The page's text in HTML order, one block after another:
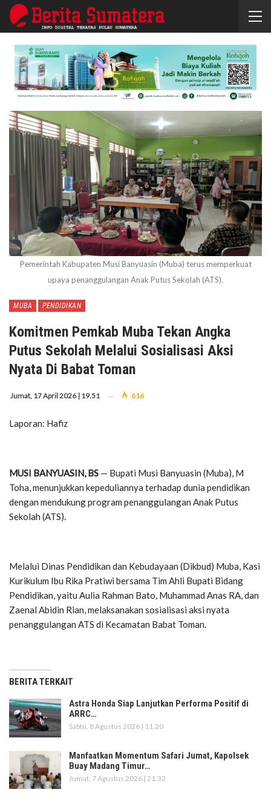
Pemerintah Kabupaten Musi Banyuasin (Muba) terus memperkuat
upaya penanggulangan Anak Putus Sekolah (ATS).
MUBA PENDIDIKAN
Komitmen Pemkab Muba Tekan Angka
Putus Sekolah Melalui Sosialisasi Aksi
Nyata Di Babat Toman
Jumat, 17 April 2026 | 19.51 616
Laporan: Hafiz
MUSI BANYUASIN, BS — Bupati Musi Banyuasin (Muba), M
Toha, menunjukkan kepeduliannya terhadap dunia pendidikan
dengan mendukung program penanggulangan Anak Putus
Sekolah (ATS).
Melalui Dinas Pendidikan dan Kebudayaan (Dikbud) Muba, Kasi
Kurikulum Ibu Rika Pratiwi bersama Tim Ahli Bupati Bidang
Pendidikan, yaitu Aulia Rahman Bato, Muhammad Anas RA, dan
Zaenal Abidin Rian, melaksanakan sosialisasi aksi nyata
penanggulangan ATS di Kecamatan Babat Toman.
BERITA TERKAIT
Astra Honda Siap Lanjutkan Performa Positif di
ARRC…
Sabtu, 8 Agustus 2026 | 11.20
Manfaatkan Momentum Safari Jumat, Kapolsek
Buay Madang Timur…
Jumat, 7 Agustus 2026 | 21.32